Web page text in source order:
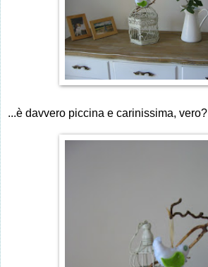
...è davvero piccina e carinissima, vero?